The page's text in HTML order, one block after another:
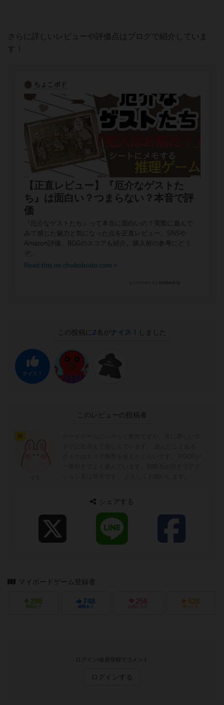
さらに詳しいレビューや評価点はブログで紹介していま
す！
この投稿に 2名がナイス！ しました
ナイス！
このレビューの投稿者
シェアする
マイボードゲーム登録者
298
興味あり
748
経験あり
256
お気に入り
626
持ってる
ログイン/会員登録でコメント
ログインする